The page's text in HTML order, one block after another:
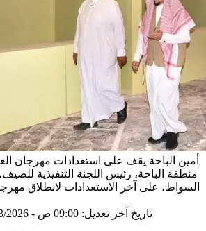
أمين الباحة يقف على استعدادات مهرجان
منطقة الباحة، رئيس اللجنة التنفيذية
السواط، على آخر الاستعدادات لانطلاق
تاريخ آخر تعديل: 09:00 ص - 08/03/2026 بتوقيت السعودية